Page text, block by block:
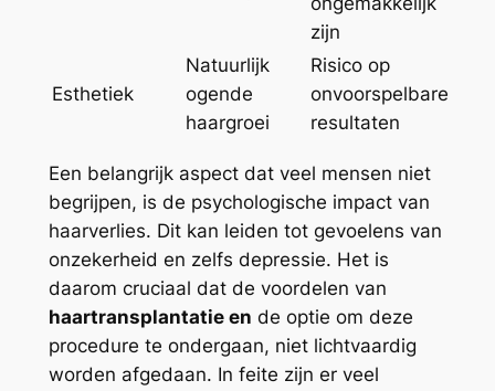
zijn
Esthetiek
Natuurlijk
ogende
haargroei
Risico op
onvoorspelbare
resultaten
Een belangrijk aspect dat veel mensen niet
begrijpen, is de psychologische impact van
haarverlies. Dit kan leiden tot gevoelens van
onzekerheid en zelfs depressie. Het is
daarom cruciaal dat de voordelen van
haartransplantatie en de optie om deze
procedure te ondergaan, niet lichtvaardig
worden afgedaan. In feite zijn er veel